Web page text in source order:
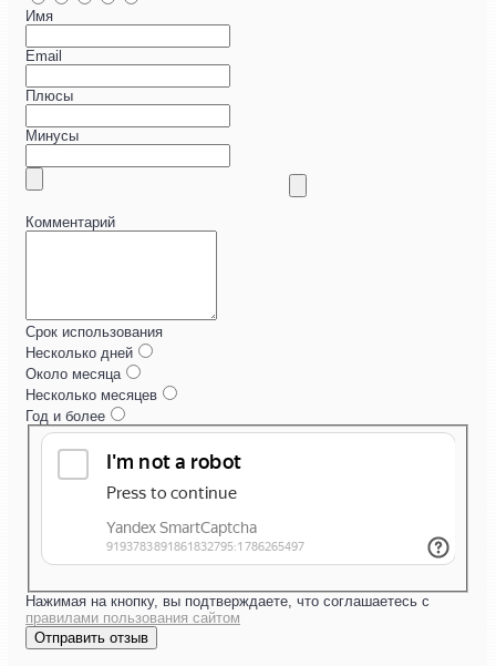
Имя
Email
Плюсы
Минусы
Комментарий
Срок использования
Несколько дней
Около месяца
Несколько месяцев
Год и более
Нажимая на кнопку, вы подтверждаете, что соглашаетесь с
правилами пользования сайтом
Отправить отзыв